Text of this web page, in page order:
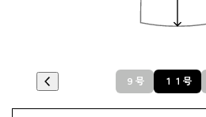
９号 １１号